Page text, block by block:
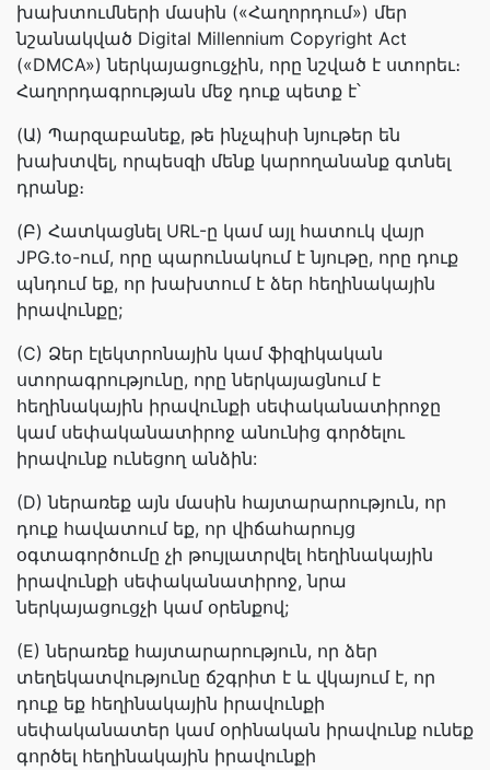
խախտումների մասին («Հաղորդում») մեր
նշանակված Digital Millennium Copyright Act
(«DMCA») ներկայացուցչին, որը նշված է ստորեւ։
Հաղորդագրության մեջ դուք պետք է՝
(Ա) Պարզաբանեք, թե ինչպիսի նյութեր են
խախտվել, որպեսզի մենք կարողանանք գտնել
դրանք։
(Բ) Հատկացնել URL-ը կամ այլ հատուկ վայր
JPG.to-ում, որը պարունակում է նյութը, որը դուք
պնդում եք, որ խախտում է ձեր հեղինակային
իրավունքը;
(C) Ձեր էլեկտրոնային կամ ֆիզիկական
ստորագրությունը, որը ներկայացնում է
հեղինակային իրավունքի սեփականատիրոջը
կամ սեփականատիրոջ անունից գործելու
իրավունք ունեցող անձին:
(D) ներառեք այն մասին հայտարարություն, որ
դուք հավատում եք, որ վիճահարույց
օգտագործումը չի թույլատրվել հեղինակային
իրավունքի սեփականատիրոջ, նրա
ներկայացուցչի կամ օրենքով;
(E) ներառեք հայտարարություն, որ ձեր
տեղեկատվությունը ճշգրիտ է և վկայում է, որ
դուք եք հեղինակային իրավունքի
սեփականատեր կամ օրինական իրավունք ունեք
գործել հեղինակային իրավունքի